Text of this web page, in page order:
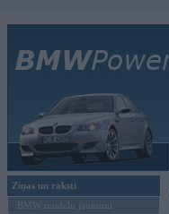
Ziņas un raksti
BMW modeļu jaunumi